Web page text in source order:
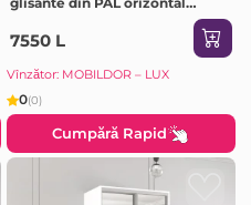
(130x60x200H cm) Sonoma
7550 L
Vînzător: MOBILDOR – LUX
0(0)
Cumpără Rapid